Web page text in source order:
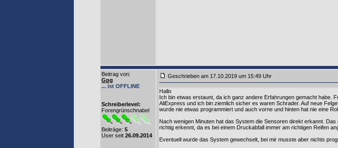
Beitrag von:
Gpg
... ist OFFLINE
Schreiberlevel:
Forengrünschnabel
Beiträge: 5
User seit 26.09.2014
Geschrieben am 17.10.2019 um 15:49 Uhr
Hallo
Ich bin etwas erstaunt, da ich ganz andere Erfahrungen gemacht habe.
AliExpress und ich bin ziemlich sicher es waren Schrader. Auf neue
wurde nie etwas programmiert und auch vorne und hinten hat nie eine
Nach wenigen Minuten hat das System die Sensoren direkt erkannt.
richtig erkennt, da es bei einem Druckabfall immer am richtigen Reifen
Eventuell wurde das System gewechselt, bei mir musste aber nichts